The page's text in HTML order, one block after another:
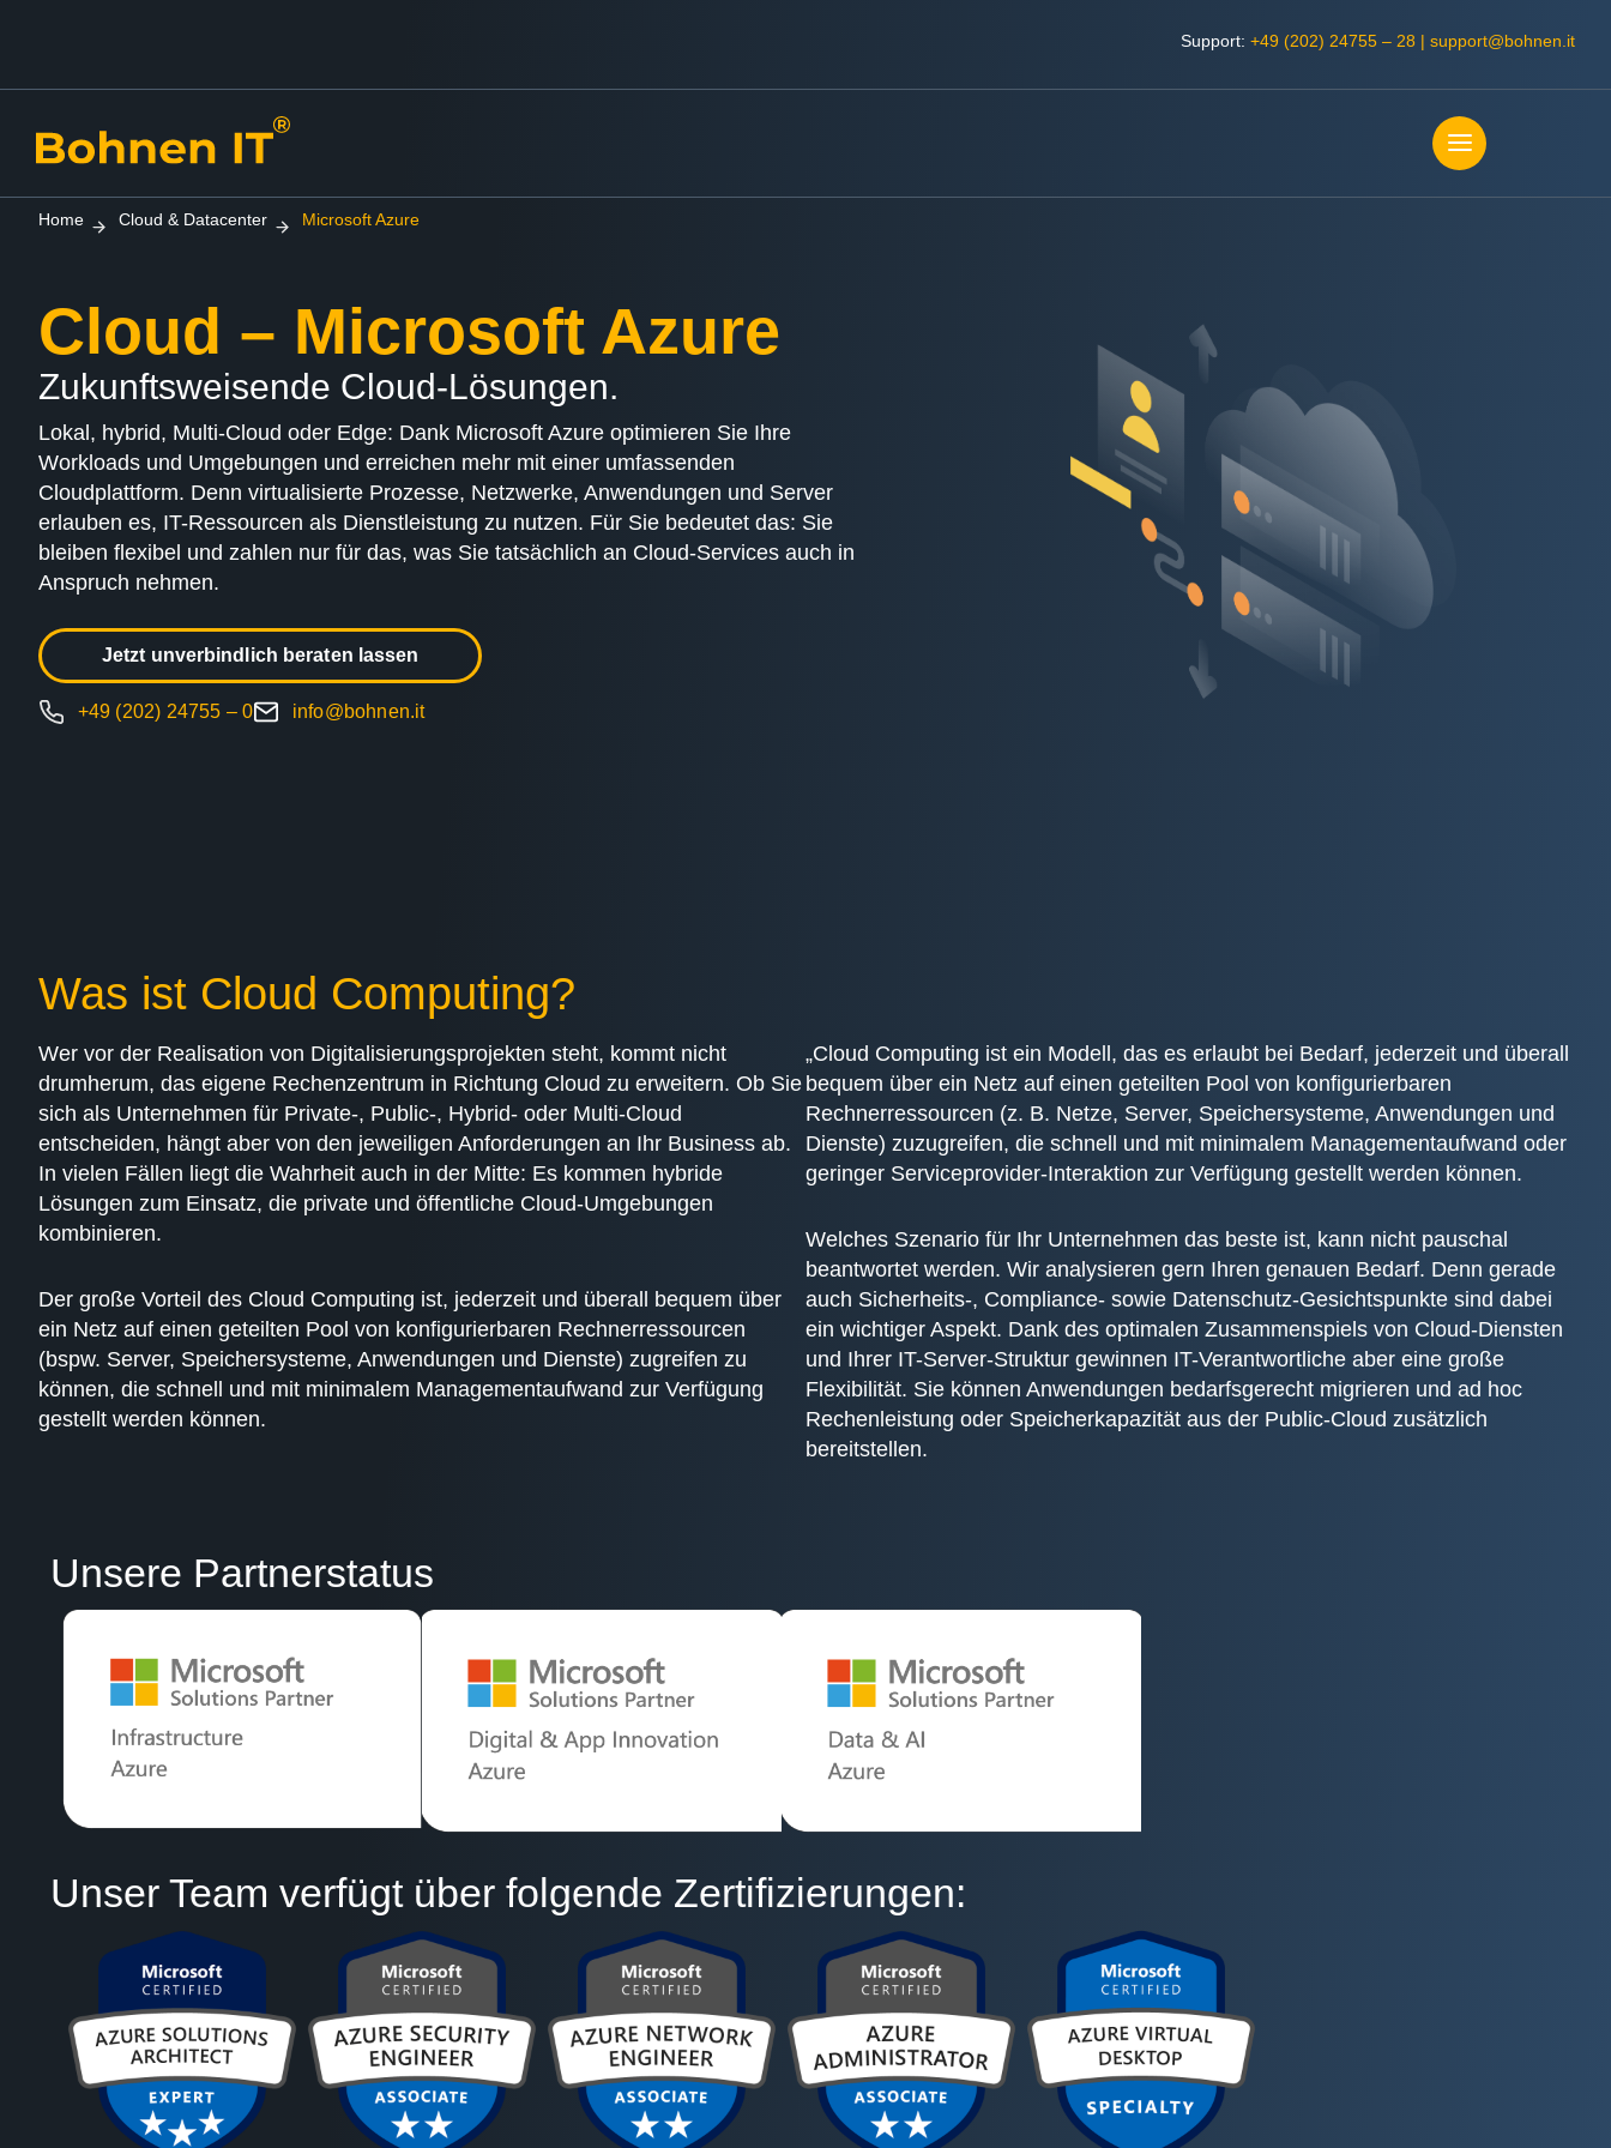
Support: +49 (202) 24755 – 28 | support@bohnen.it
Home Cloud & Datacenter Microsoft Azure
Cloud – Microsoft Azure
Zukunftsweisende Cloud-Lösungen.
Lokal, hybrid, Multi-Cloud oder Edge: Dank Microsoft Azure optimieren Sie Ihre
Workloads und Umgebungen und erreichen mehr mit einer umfassenden
Cloudplattform. Denn virtualisierte Prozesse, Netzwerke, Anwendungen und Server
erlauben es, IT-Ressourcen als Dienstleistung zu nutzen. Für Sie bedeutet das: Sie
bleiben flexibel und zahlen nur für das, was Sie tatsächlich an Cloud-Services auch in
Anspruch nehmen.
Jetzt unverbindlich beraten lassen
+49 (202) 24755 – 0 info@bohnen.it
Was ist Cloud Computing?
Wer vor der Realisation von Digitalisierungsprojekten steht, kommt nicht
drumherum, das eigene Rechenzentrum in Richtung Cloud zu erweitern. Ob Sie
sich als Unternehmen für Private-, Public-, Hybrid- oder Multi-Cloud
entscheiden, hängt aber von den jeweiligen Anforderungen an Ihr Business ab.
In vielen Fällen liegt die Wahrheit auch in der Mitte: Es kommen hybride
Lösungen zum Einsatz, die private und öffentliche Cloud-Umgebungen
kombinieren.
Der große Vorteil des Cloud Computing ist, jederzeit und überall bequem über
ein Netz auf einen geteilten Pool von konfigurierbaren Rechnerressourcen
(bspw. Server, Speichersysteme, Anwendungen und Dienste) zugreifen zu
können, die schnell und mit minimalem Managementaufwand zur Verfügung
gestellt werden können.
„Cloud Computing ist ein Modell, das es erlaubt bei Bedarf, jederzeit und überall
bequem über ein Netz auf einen geteilten Pool von konfigurierbaren
Rechnerressourcen (z. B. Netze, Server, Speichersysteme, Anwendungen und
Dienste) zuzugreifen, die schnell und mit minimalem Managementaufwand oder
geringer Serviceprovider-Interaktion zur Verfügung gestellt werden können.
Welches Szenario für Ihr Unternehmen das beste ist, kann nicht pauschal
beantwortet werden. Wir analysieren gern Ihren genauen Bedarf. Denn gerade
auch Sicherheits-, Compliance- sowie Datenschutz-Gesichtspunkte sind dabei
ein wichtiger Aspekt. Dank des optimalen Zusammenspiels von Cloud-Diensten
und Ihrer IT-Server-Struktur gewinnen IT-Verantwortliche aber eine große
Flexibilität. Sie können Anwendungen bedarfsgerecht migrieren und ad hoc
Rechenleistung oder Speicherkapazität aus der Public-Cloud zusätzlich
bereitstellen.
Unsere Partnerstatus
Unser Team verfügt über folgende Zertifizierungen: